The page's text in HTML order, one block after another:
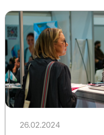
26.02.2024